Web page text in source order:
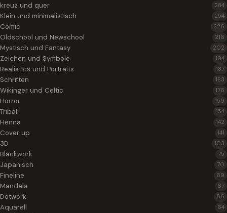
kreuz und quer 284
Klein und minimalistisch 254
Comic 226
Oldschool und Newschool 216
Mystisch und Fantasy 202
Zeichen und Symbole 194
Realistics und Portraits 187
Schriften 183
Wikinger und Celtic 176
Horror 159
Tribal 154
Henna 142
Cover up 141
3D 103
Blackwork 75
Japanisch 70
Fineline 69
Mandala 67
Dotwork 66
Aquarell 64